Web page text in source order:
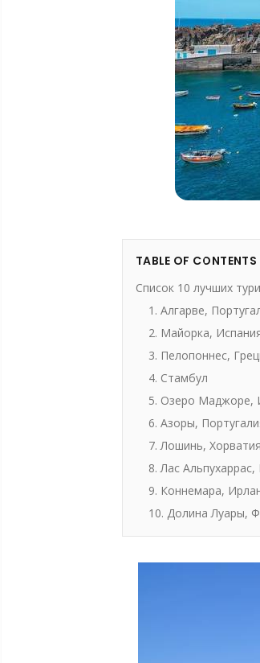
TABLE OF CONTENTS
Список 10 лучших
1. Алгарве,
2. Майорка,
3. Пелопоннес,
4. Стамбул
5. Озеро Маджоре,
6. Азоры,
7. Лошинь, Хорватия
8. Лас
9. Коннемара,
10. Долина Луары,